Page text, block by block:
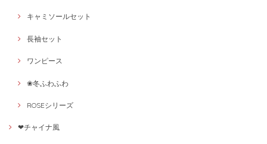
キャミソールセット
長袖セット
ワンピース
❀冬ふわふわ
ROSEシリーズ
❤チャイナ風